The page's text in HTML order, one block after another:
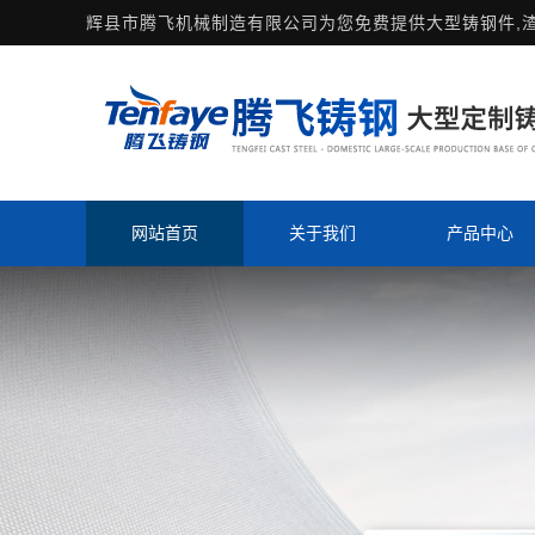
辉县市腾飞机械制造有限公司为您免费提供大型铸钢件 ,
网站首页 关于我们 产品中心